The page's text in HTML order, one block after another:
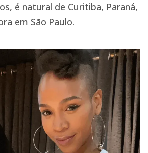
é natural de Curitiba, Paraná,
em São Paulo.